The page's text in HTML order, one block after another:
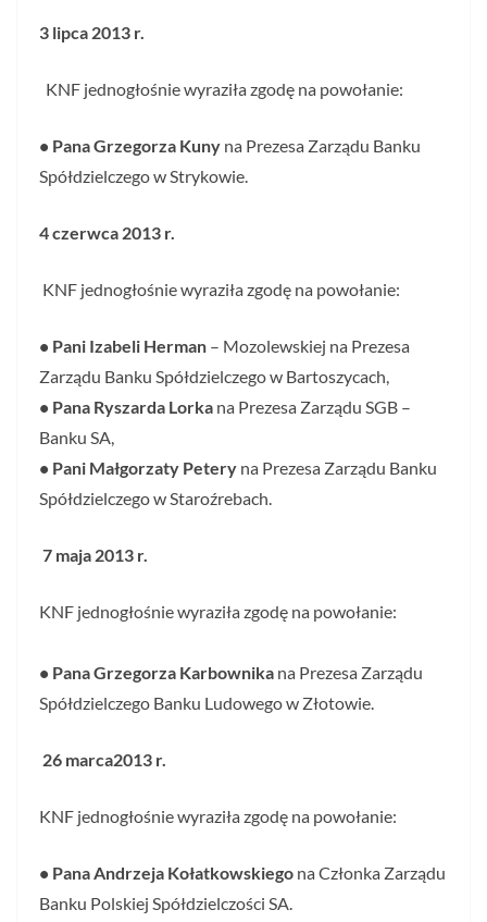
3 lipca 2013 r.
KNF jednogłośnie wyraziła zgodę na powołanie:
• Pana Grzegorza Kuny na Prezesa Zarządu Banku
Spółdzielczego w Strykowie.
4 czerwca 2013 r.
KNF jednogłośnie wyraziła zgodę na powołanie:
• Pani Izabeli Herman – Mozolewskiej na Prezesa
Zarządu Banku Spółdzielczego w Bartoszycach,
• Pana Ryszarda Lorka na Prezesa Zarządu SGB –
Banku SA,
• Pani Małgorzaty Petery na Prezesa Zarządu Banku
Spółdzielczego w Staroźrebach.
7 maja 2013 r.
KNF jednogłośnie wyraziła zgodę na powołanie:
• Pana Grzegorza Karbownika na Prezesa Zarządu
Spółdzielczego Banku Ludowego w Złotowie.
26 marca2013 r.
KNF jednogłośnie wyraziła zgodę na powołanie:
• Pana Andrzeja Kołatkowskiego na Członka Zarządu
Banku Polskiej Spółdzielczości SA.